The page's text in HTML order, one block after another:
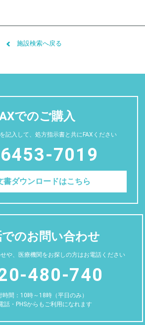
施設検索へ戻る
でのご購入
記入して、処方指示書と共にFAXください
7019
書ダウンロードはこちら
でのお問い合わせ
や、医療機関をお探しの方はお電話ください
480-740
時間：10時～18時（平日のみ）
話・PHSからもご利用になれます